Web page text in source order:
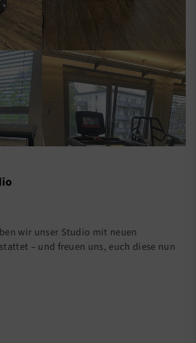
wir unser Studio mit neuen
– und freuen uns, euch diese nun